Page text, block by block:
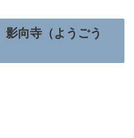
影向寺 （ようごう